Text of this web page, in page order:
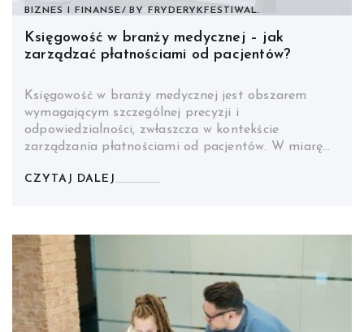
BIZNES I FINANSE BY FRYDERYKFESTIWAL.
Księgowość w branży medycznej – jak
zarządzać płatnościami od pacjentów?
Księgowość w branży medycznej jest obszarem
wymagającym szczególnej precyzji i
odpowiedzialności, zwłaszcza w kontekście
zarządzania płatnościami od pacjentów. W miarę…
CZYTAJ DALEJ